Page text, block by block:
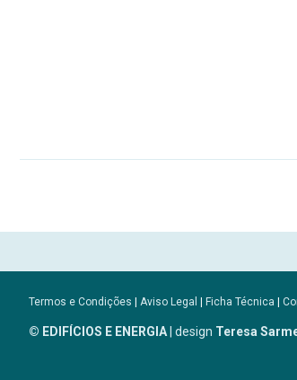
Termos e Condições | Aviso Legal | Ficha Técnica |
© EDIFÍCIOS E ENERGIA | design Teresa